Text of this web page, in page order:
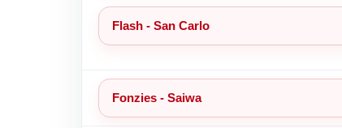
Flash - San Carlo
Fonzies - Saiwa